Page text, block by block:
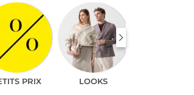
PRIX LOOKS